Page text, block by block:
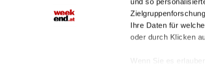
Ihre Daten für
oder durch Klicken
Wenn Sie es
Jetzt E-Paper lesen!